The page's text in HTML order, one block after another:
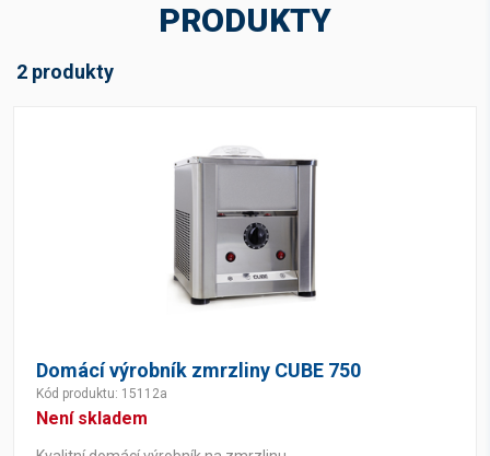
PRODUKTY
2 produkty
Domácí výrobník zmrzliny CUBE 750
Kód produktu: 15112a
Není skladem